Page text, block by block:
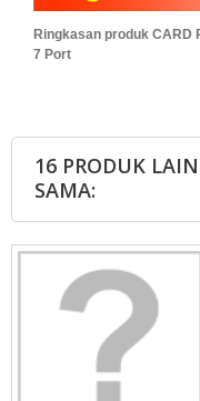
Ringkasan produk CARD
7 Port
16 PRODUK
SAMA: